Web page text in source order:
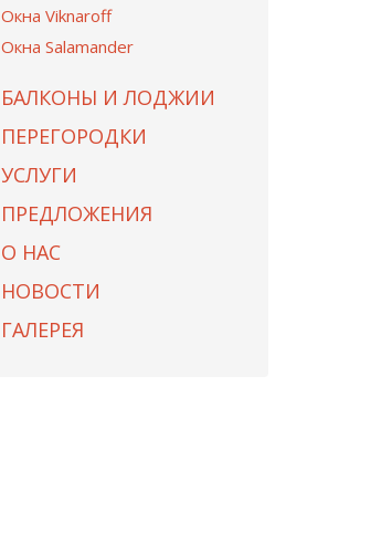
Окна Viknaroff
Окна Salamander
БАЛКОНЫ И ЛОДЖИИ
ПЕРЕГОРОДКИ
УСЛУГИ
ПРЕДЛОЖЕНИЯ
О НАС
НОВОСТИ
ГАЛЕРЕЯ